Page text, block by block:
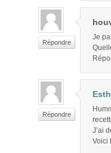
Répondre
Je
Répondre
J’ai
Voici